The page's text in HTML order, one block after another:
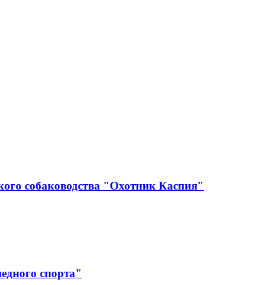
собаководства "Охотник Каспия"
спорта"